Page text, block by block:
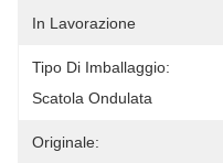
In Lavorazione
Tipo Di Imballaggio:
Scatola Ondulata
Originale: